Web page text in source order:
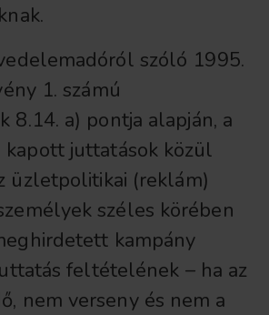
szóló 1995.
1. számú
8.14. a) pontja alapján, a
kapott juttatások közül
üzletpolitikai (reklám)
széles körében
kampány
feltételének – ha az
nem verseny és nem a